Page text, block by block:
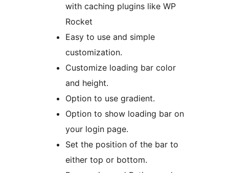
with caching plugins like WP
Rocket
Easy to use and simple
customization.
Customize loading bar color
and height.
Option to use gradient.
Option to show loading bar on
your login page.
Set the position of the bar to
either top or bottom.